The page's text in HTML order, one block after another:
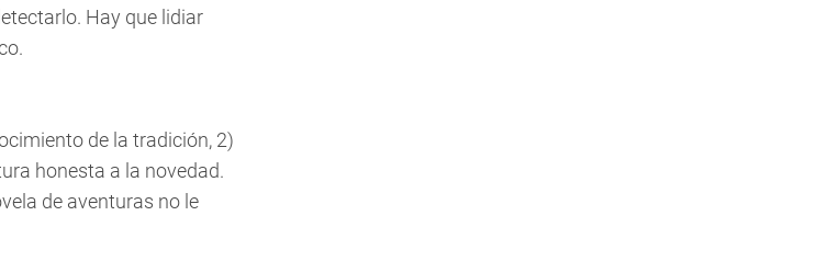
Hay que lidiar
de la tradición, 2)
honesta a la novedad.
de aventuras no le